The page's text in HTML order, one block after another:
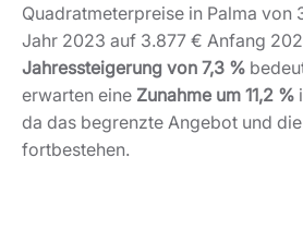
Quadratmeterpreise in Palma von
Jahr 2023 auf 3.877 € Anfang
Jahressteigerung von 7,3 %
erwarten eine Zunahme um 11,2 %
da das begrenzte Angebot und
fortbestehen.